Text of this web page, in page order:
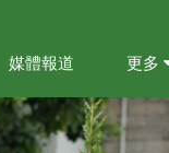
媒體報道 更多